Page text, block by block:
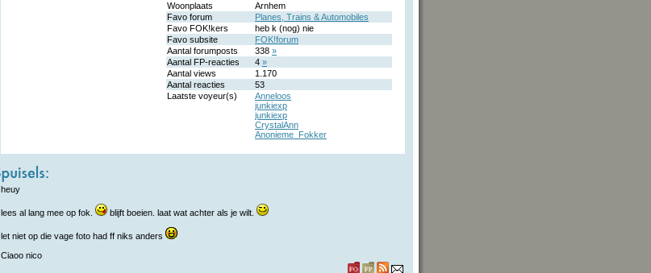
Woonplaats
Arnhem
Favo forum
Planes, Trains & Automobiles
Favo FOK!kers
heb k (nog) nie
Favo subsite
FOK!forum
Aantal forumposts
338 »
Aantal FP-reacties
4 »
Aantal views
1.170
Aantal reacties
53
Laatste voyeur(s)
Anneloos
junkiexp
junkiexp
CrystalAnn
Anonieme_Fokker
heuy
lees al lang mee op fok. blijft boeien. laat wat achter als je wilt.
let niet op die vage foto had ff niks anders
Ciaoo nico